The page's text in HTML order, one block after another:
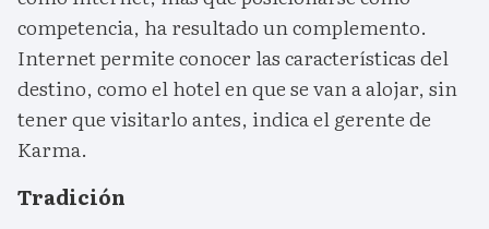
competencia, ha resultado un complemento.
Internet permite conocer las características del
destino, como el hotel en que se van a alojar, sin
tener que visitarlo antes, indica el gerente de
Karma.
Tradición